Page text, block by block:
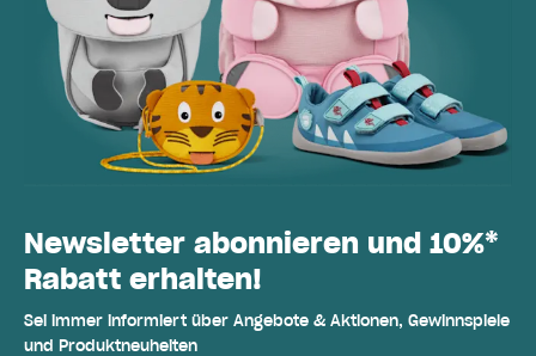
Newsletter abonnieren und 10%*
Rabatt erhalten!
Sei immer informiert über Angebote & Aktionen, Gewinnspiele
und Produktneuheiten